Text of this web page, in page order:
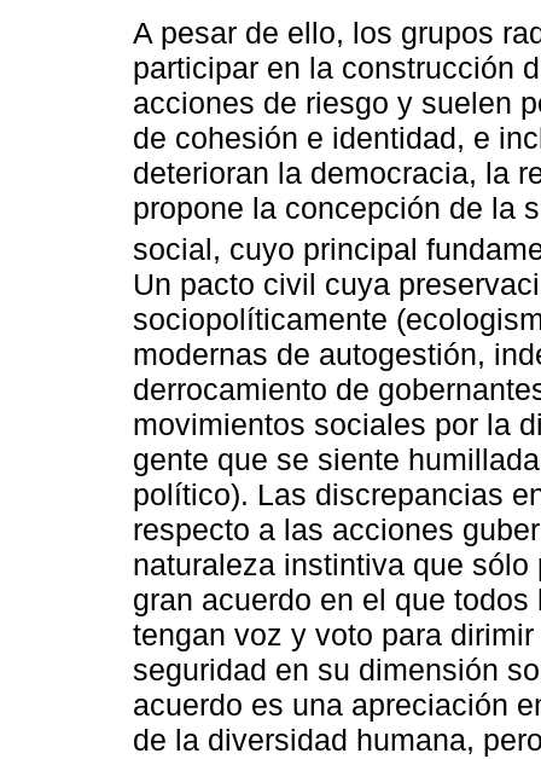
A pesar de ello, los grupos
participar en la construcción
acciones de riesgo y suelen
de cohesión e identidad, e
deterioran la democracia, la
propone la concepción de la
social, cuyo principal
Un pacto civil cuya
sociopolíticamente
modernas de autogestión,
derrocamiento de
movimientos sociales por la
gente que se siente
político). Las discrepancias
respecto a las acciones
naturaleza instintiva que
gran acuerdo en el que
tengan voz y voto para
seguridad en su dimensión
acuerdo es una apreciación
de la diversidad humana,